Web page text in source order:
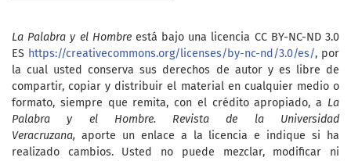
La Palabra y el Hombreestá bajo una licencia CC BY-NC-ND 3.0
ES https://creativecommons.org/licenses/by-nc-nd/3.0/es/, por
la cual usted conserva sus derechos de autor y es libre de
compartir, copiar y distribuir el material en cualquier medio o
formato, siempre que remita, con el crédito apropiado, a La
Palabra y el Hombre. Revista de la Universidad
Veracruzana, aporte un enlace a la licencia e indique si ha
realizado cambios. Usted no puede mezclar, modificar ni